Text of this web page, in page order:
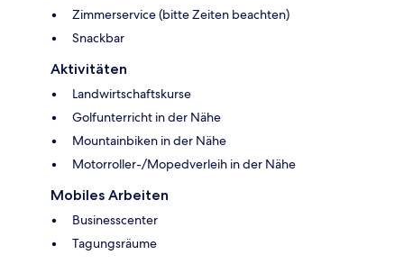
Zimmerservice (bitte Zeiten beachten)
Snackbar
Aktivitäten
Landwirtschaftskurse
Golfunterricht in der Nähe
Mountainbiken in der Nähe
Motorroller-/Mopedverleih in der Nähe
Mobiles Arbeiten
Businesscenter
Tagungsräume